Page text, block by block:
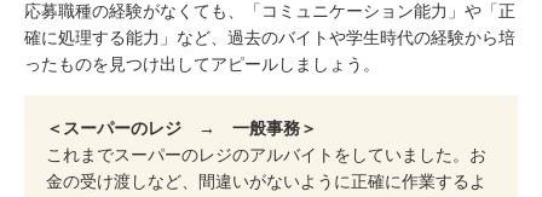
応募職種の経験がなくても、「コミュニケーション能力」や「正
確に処理する能力」など、過去のバイトや学生時代の経験から培
ったものを見つけ出してアピールしましょう。
＜スーパーのレジ → 一般事務＞
これまでスーパーのレジのアルバイトをしていました。お
金の受け渡しなど、間違いがないように正確に作業するよ